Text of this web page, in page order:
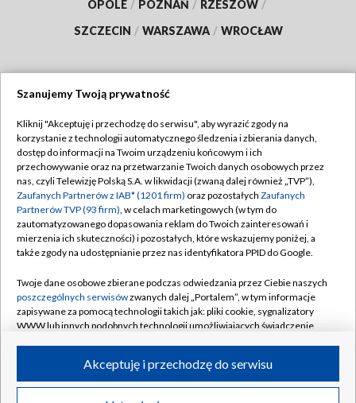
OPOLE / POZNAŃ / RZESZÓW /
SZCZECIN / WARSZAWA / WROCŁAW
TVP
Abonament TVP
Emisja w TVP
Centrum informacji TVP
Naziemna Telewizja Cyfrowa
Rada Programowa
System NOS
Informacje o nadawcy
Program dla prasy
Regulamin TVP
Polityka prywatności
Moje zgody
Pomoc
Kontakt
Kanały
©2026 Telewizja Polska S.A. w likwidacji
Szanujemy Twoją prywatność
Kliknij "Akceptuję i przechodzę do serwisu", aby wyrazić zgody na
korzystanie z technologii automatycznego śledzenia i zbierania danych,
dostęp do informacji na Twoim urządzeniu końcowym i ich
przechowywanie oraz na przetwarzanie Twoich danych osobowych przez
nas, czyli Telewizję Polską S.A. w likwidacji (zwaną dalej również „TVP”),
Zaufanych Partnerów z IAB* (1201 firm) oraz pozostałych Zaufanych
Partnerów TVP (93 firm), w celach marketingowych (w tym do
zautomatyzowanego dopasowania reklam do Twoich zainteresowań i
mierzenia ich skuteczności) i pozostałych, które wskazujemy poniżej, a
także zgody na udostępnianie przez nas identyfikatora PPID do Google.
Twoje dane osobowe zbierane podczas odwiedzania przez Ciebie naszych
poszczególnych serwisówzwanych dalej „Portalem”, w tym informacje
zapisywane za pomocą technologii takich jak: pliki cookie, sygnalizatory
WWW lub innych podobnych technologii umożliwiających świadczenie
ruchu w Internecie.
Twoje dane osobowe zbierane podczas odwiedzania przez Ciebie
Akceptuję i przechodzę do serwisu